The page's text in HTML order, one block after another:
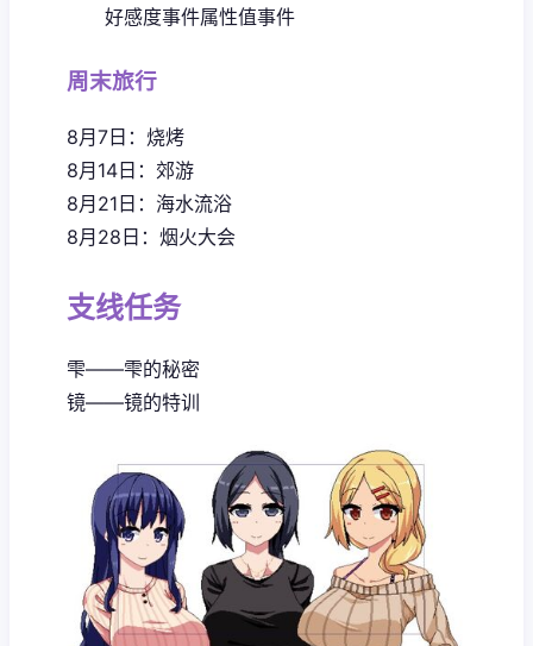
好感度事件属性值事件
周末旅行
8月7日：烧烤
8月14日：郊游
8月21日：海水流浴
8月28日：烟火大会
支线任务
雫——雫的秘密
镜——镜的特训